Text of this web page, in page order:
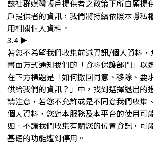
該社群媒體帳戶提供者之政策下所自願提
戶提供者的資訊，我們將持續依照本隱私
用相關個人資料。
3.4 ▶︎
若您不希望我們收集前述資訊/個人資料
書面方式通知我們的「資料保護部門」以
在下方標題是「如何撤回同意、移除、要
供給我們的資訊？」中，找到選擇退出的
請注意，若您不允許或是不同意我們收集
個人資料，您對本服務及本平台的使用可
如，不讓我們收集有關您的位置資訊，可
基礎的功能遭到停用。